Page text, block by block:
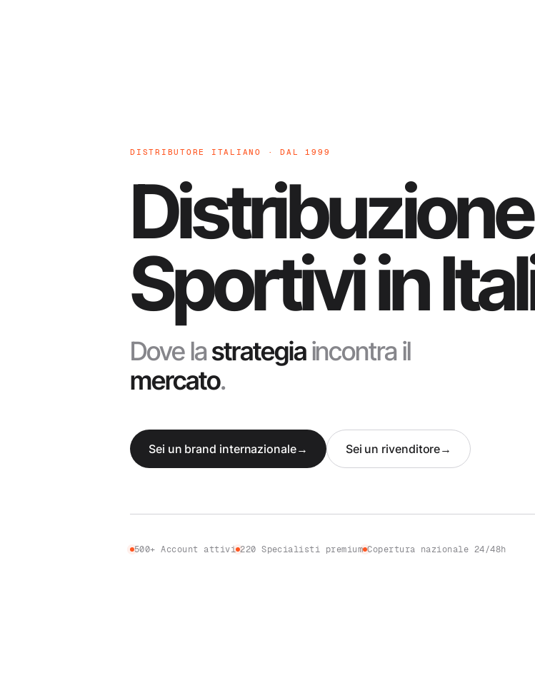
DISTRIBUTORE ITALIANO · DAL 1999
Sportivi in
Dove lastrategiaincontra il
mercato.
Sei un brand internazionale→ Sei un rivenditore→
500+ Account attivi 220 Specialisti premium Copertura nazionale 24/48h